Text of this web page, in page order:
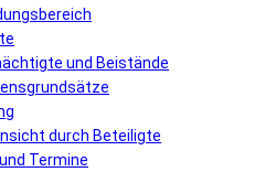
und Beistände
durch Beteiligte
Termine